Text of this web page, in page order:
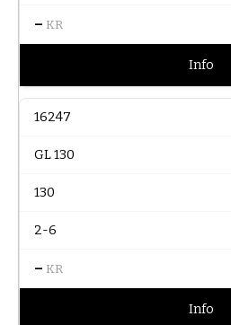
– KR
Info
16247
GL 130
130
2-6
– KR
Info